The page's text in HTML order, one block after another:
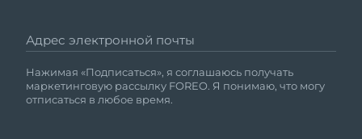
Адрес электронной почты
Нажимая «Подписаться», я соглашаюсь получать
маркетинговую рассылку FOREO. Я понимаю, что могу
отписаться в любое время.